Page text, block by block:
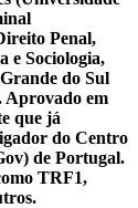
Penal,
e Sociologia,
do Sul
Aprovado em
que já
do Centro
de Portugal.
TRF1,